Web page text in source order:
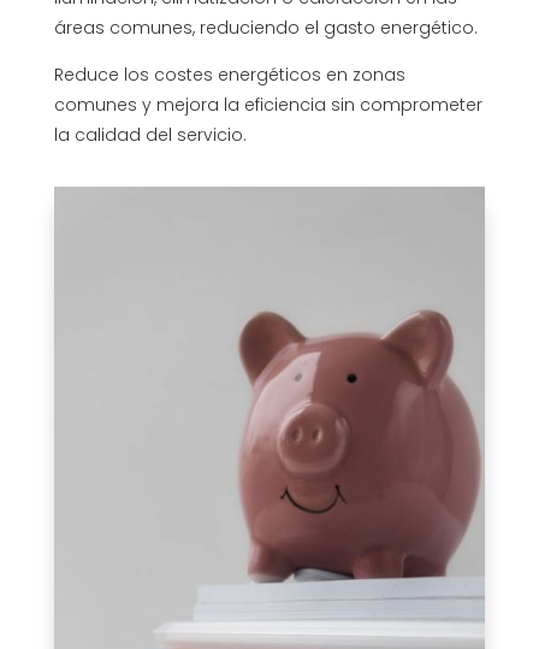
áreas comunes, reduciendo el gasto energético.
Reduce los costes energéticos en zonas
comunes y mejora la eficiencia sin comprometer
la calidad del servicio.